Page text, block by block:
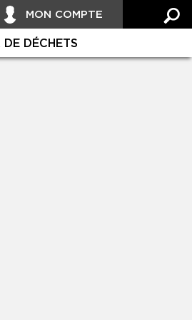
MON COMPTE
DÉCHETS